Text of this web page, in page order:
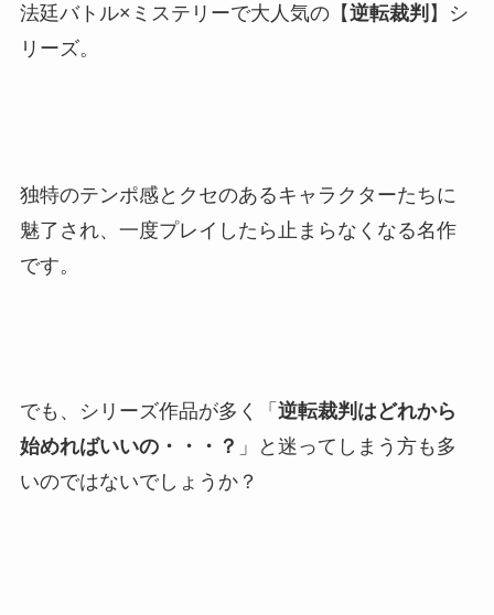
法廷バトル×ミステリーで大人気の【逆転裁判 】シ
リーズ。
独特のテンポ感とクセのあるキャラクターたちに
魅了され、一度プレイしたら止まらなくなる名作
です。
でも、シリーズ作品が多く「 逆転裁判はどれから
始めればいいの・・・？ 」と迷ってしまう方も多
いのではないでしょうか？